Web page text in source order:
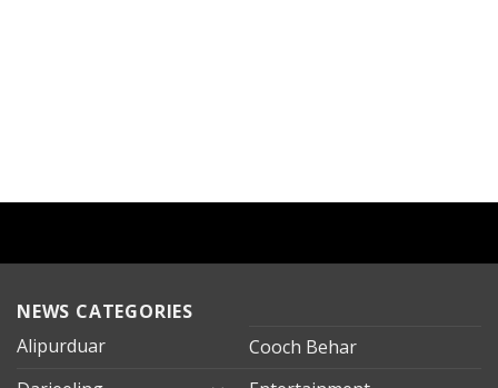
NEWS CATEGORIES
Alipurduar
Cooch Behar